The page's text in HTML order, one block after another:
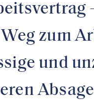
zum
und